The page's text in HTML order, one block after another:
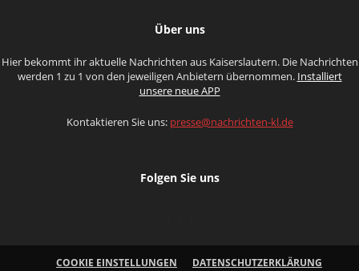
Über uns
Hier bekommt ihr aktuelle Nachrichten aus Kaiserslautern. Die Nachrichten
werden 1 zu 1 von den jeweiligen Anbietern übernommen. Installiert
unsere neue APP
Kontaktieren Sie uns: presse@nachrichten-kl.de
Folgen Sie uns
COOKIE EINSTELLUNGEN
DATENSCHUTZERKLÄRUNG